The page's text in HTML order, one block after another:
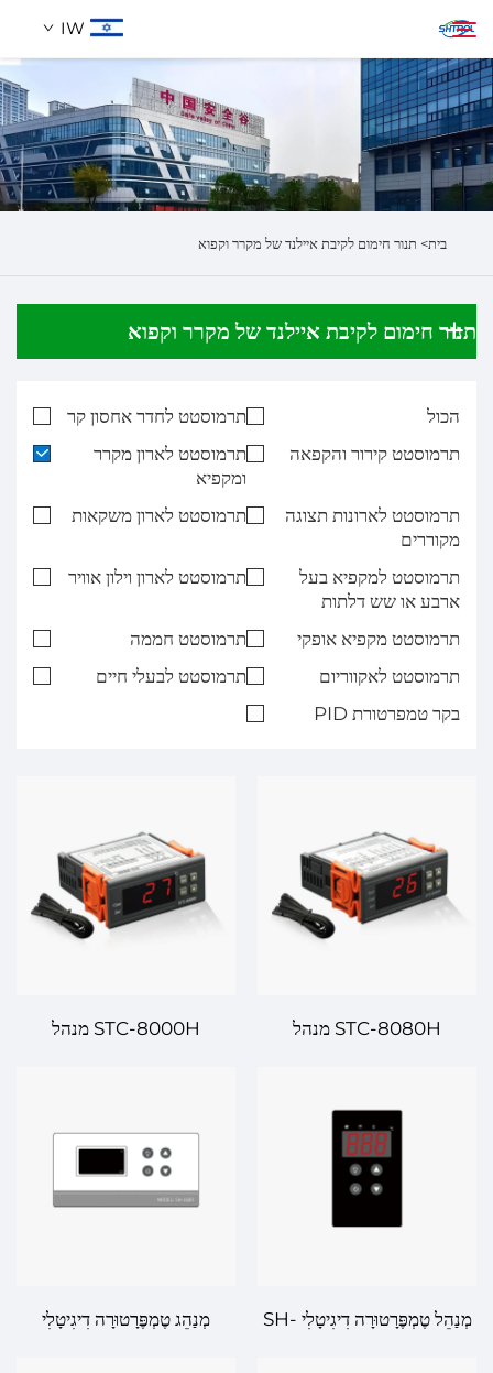
IW
אודותינו
מוצרים
חיפוש
בית> תנור חימום לקיבת איילנד של מקרר וקפוא
תנור חימום לקיבת איילנד של מקרר וקפוא
הכול
תרמוסטט לחדר אחסון קר
תרמוסטט קירור והקפאה
תרמוסטט לארון מקרר
ומקפיא
תרמוסטט לארונות תצוגה
מקוררים
תרמוסטט לארון משקאות
תרמוסטט למקפיא בעל
ארבע או שש דלתות
תרמוסטט לארון וילון אוויר
תרמוסטט מקפיא אופקי
תרמוסטט חממה
תרמוסטט לאקווריום
תרמוסטט לבעלי חיים
בקר טמפרטורת PID
STC-8080H מנהל
והיענות
STC-8000H מנהל
יישומי חימום וקירור
מְנַהֵל טֶמְפֶּרָטוּרָה דִיגִיטָלִי SH-
מְנַהֵג טֶמְפֶּרָטוּרָה דִיגִיטָלִי